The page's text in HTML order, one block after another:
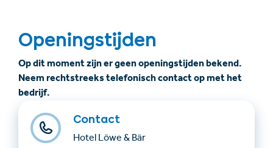
Openingstijden
Op dit moment zijn er geen openingstijden bekend.
Neem rechtstreeks telefonisch contact op met het
bedrijf.
Contact
Hotel Löwe & Bär